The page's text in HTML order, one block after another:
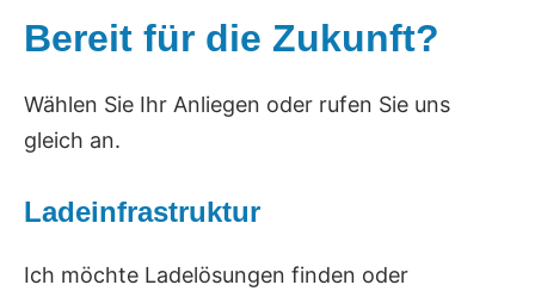
Bereit für die Zukunft?
Wählen Sie Ihr Anliegen oder rufen Sie uns
gleich an.
Ladeinfrastruktur
Ich möchte Ladelösungen finden oder